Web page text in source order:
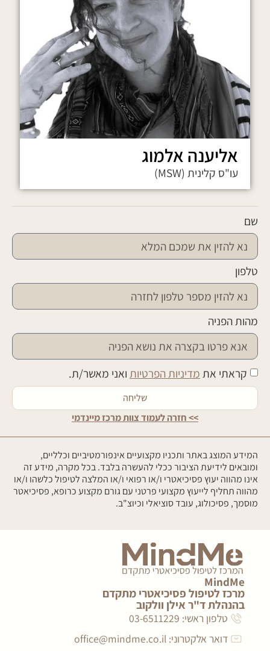
אליענה אלמוג
עו"ס קלינית (MSW)
שם
טלפון
מהות הפניה
קראתי אתמדיניות הפרטיותואני מאשר/ת.
שליחה
>> חזרה לעמוד צוות מרכז מיינדמי
המידע המוצג באתר ותכניו מקצועיים אינפורמטיביים וכלליים,
ומובאים לידיעת הציבור ככלי להעשרה בלבד. בכל מקרה, מידע זה
אינו מהווה יעוץ פסיכיאטרי ו/או רפואי ו/או המלצה לטיפול כלשהו ו/או
מהווה תחליף לייעוץ מקצועי פרטני עם גורם מקצוע כרופא, פסיכיאטר
מוסמך, פסיכולוג, עובד סוציאלי וכיוצ"ב.
MindMe
מרכז לטיפול פסיכיאטרי מתקדם
בהנהלת ד"ר אילן וולקוב
טלפון ראשי: 03-6511229
דואר אלקטרוני: office@mindme.co.il